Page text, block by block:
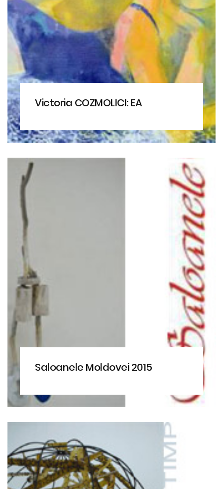
Victoria COZMOLICI: EA
Saloanele Moldovei 2015